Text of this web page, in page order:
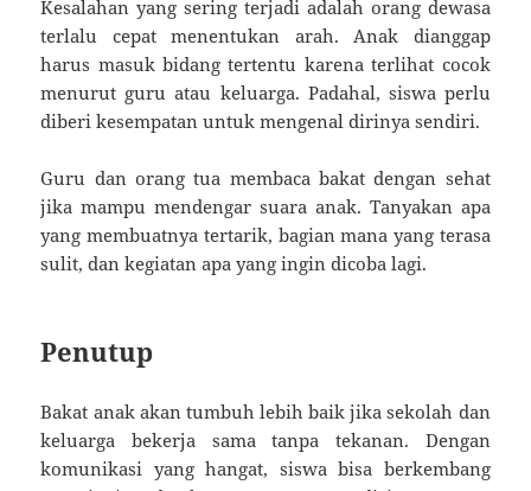
Kesalahan yang sering terjadi adalah orang dewasa
terlalu cepat menentukan arah. Anak dianggap
harus masuk bidang tertentu karena terlihat cocok
menurut guru atau keluarga. Padahal, siswa perlu
diberi kesempatan untuk mengenal dirinya sendiri.
Guru dan orang tua membaca bakat dengan sehat
jika mampu mendengar suara anak. Tanyakan apa
yang membuatnya tertarik, bagian mana yang terasa
sulit, dan kegiatan apa yang ingin dicoba lagi.
Penutup
Bakat anak akan tumbuh lebih baik jika sekolah dan
keluarga bekerja sama tanpa tekanan. Dengan
komunikasi yang hangat, siswa bisa berkembang